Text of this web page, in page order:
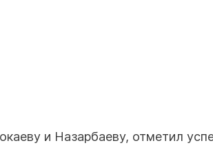
и Назарбаеву, отметил